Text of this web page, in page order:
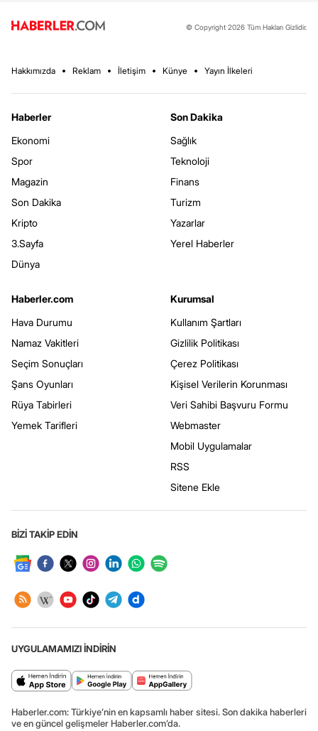
© Copyright 2026 Tüm Hakları Gizlidir.
Hakkımızda Reklam İletişim Künye Yayın İlkeleri
Haberler
Ekonomi
Spor
Magazin
Son Dakika
Kripto
3.Sayfa
Dünya
Son Dakika
Sağlık
Teknoloji
Finans
Turizm
Yazarlar
Yerel Haberler
Haberler.com
Hava Durumu
Namaz Vakitleri
Seçim Sonuçları
Şans Oyunları
Rüya Tabirleri
Yemek Tarifleri
Kurumsal
Kullanım Şartları
Gizlilik Politikası
Çerez Politikası
Kişisel Verilerin Korunması
Veri Sahibi Başvuru Formu
Webmaster
Mobil Uygulamalar
RSS
Sitene Ekle
BİZİ TAKİP EDİN
UYGULAMAMIZI İNDİRİN
Haberler.com: Türkiye’nin en kapsamlı haber sitesi. Son dakika haberleri
ve en güncel gelişmeler Haberler.com’da.